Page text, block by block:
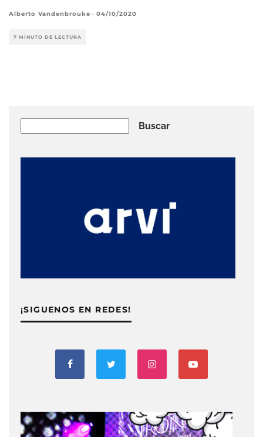
Alberto Vandenbrouke · 04/10/2020
7 MINUTO DE LECTURA
Buscar
¡SIGUENOS EN REDES!